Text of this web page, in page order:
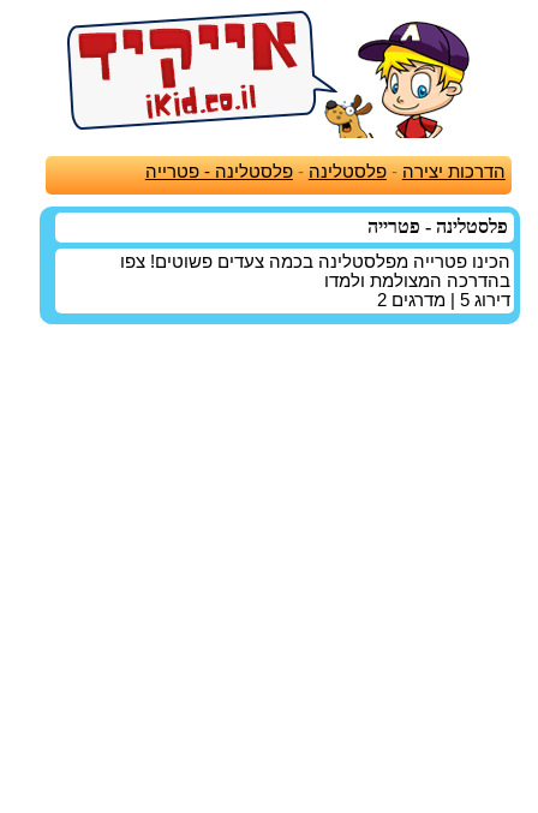
הדרכות יצירה -פלסטלינה -פלסטלינה - פטרייה
פלסטלינה - פטרייה
הכינו פטרייה מפלסטלינה בכמה צעדים פשוטים! צפו
בהדרכה המצולמת ולמדו
דירוג 5 | מדרגים 2